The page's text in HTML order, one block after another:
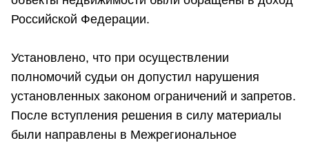
Российской Федерации.
Установлено, что при осуществлении
полномочий судьи он допустил нарушения
установленных законом ограничений и запретов.
После вступления решения в силу материалы
были направлены в Межрегиональное